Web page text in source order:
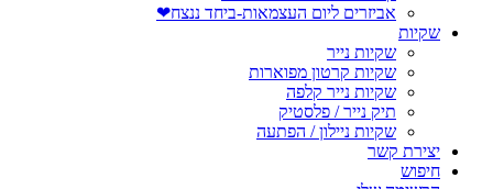
אביזרים ליום העצמאות-ביחד ננצח❤
שקיות
שקיות נייר
שקיות קרטון מפוארות
שקיות נייר קלפה
תיק נייר / פלסטיק
שקיות ניילון / הפתעה
יצירת קשר
חיפוש